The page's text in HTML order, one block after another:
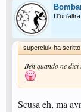
superciuk ha scritto:
Beh quando ne
Scusa eh, ma